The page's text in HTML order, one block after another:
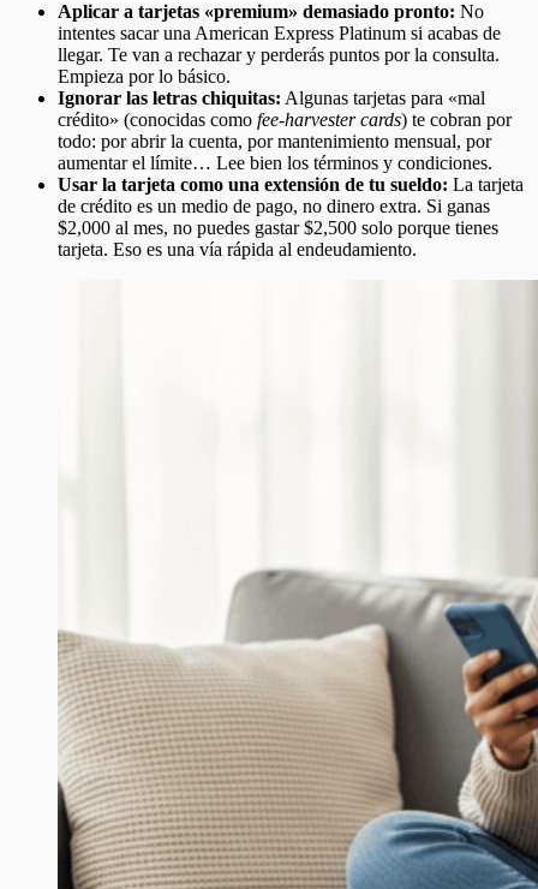
Aplicar a tarjetas «premium» demasiado pronto: No
intentes sacar una American Express Platinum si acabas de
llegar. Te van a rechazar y perderás puntos por la consulta.
Empieza por lo básico.
Ignorar las letras chiquitas: Algunas tarjetas para «mal
crédito» (conocidas como fee-harvester cards) te cobran por
todo: por abrir la cuenta, por mantenimiento mensual, por
aumentar el límite… Lee bien los términos y condiciones.
Usar la tarjeta como una extensión de tu sueldo: La tarjeta
de crédito es un medio de pago, no dinero extra. Si ganas
$2,000 al mes, no puedes gastar $2,500 solo porque tienes
tarjeta. Eso es una vía rápida al endeudamiento.